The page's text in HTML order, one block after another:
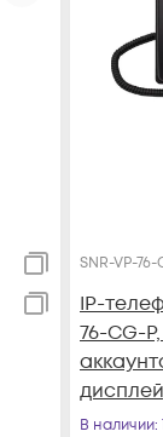
SNR-VP-76-
IP-
76-CG-
без БП
В наличии: